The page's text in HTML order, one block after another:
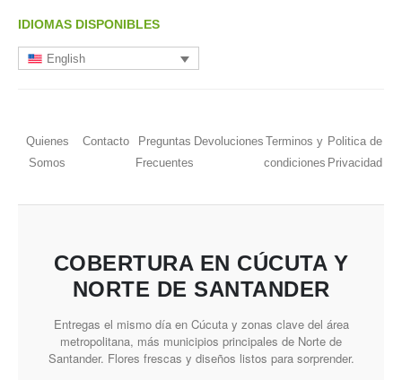
IDIOMAS DISPONIBLES
English
Quienes
Somos
Contacto
Preguntas
Frecuentes
Devoluciones Terminos y
condiciones
Politica de
Privacidad
COBERTURA EN CÚCUTA Y
NORTE DE SANTANDER
Entregas el mismo día en Cúcuta y zonas clave del área
metropolitana, más municipios principales de Norte de
Santander. Flores frescas y diseños listos para sorprender.